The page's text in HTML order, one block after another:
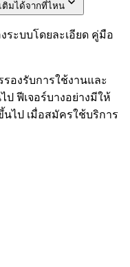
ติมได้จากที่ไหน
ระบบโดยละเอียด คู่มือ
องรับการใช้งานและ
ฟีเจอร์บางอย่างมีให้
ไป เมื่อสมัครใช้บริการ